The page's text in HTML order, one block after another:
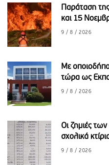
Παράταση
και 15
9 / 8 / 2026
Με
τώρα ως
9 / 8 / 2026
Οι ζημιές
σχολικά
9 / 8 / 2026